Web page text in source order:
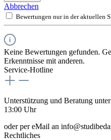
Abbrechen
Bewertungen nur in der aktuellen
Keine Bewertungen gefunden.
Erkenntnisse mit anderen.
Service-Hotline
Unterstützung und Beratung
13:00 Uhr
oder per eMail an
Rechtliches